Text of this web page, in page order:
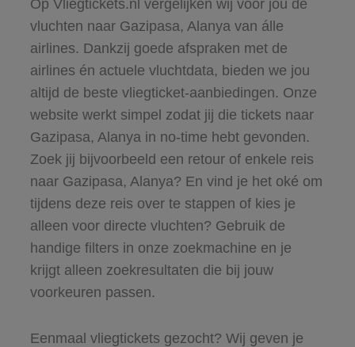
Op Vliegtickets.nl vergelijken wij voor jou de
vluchten naar Gazipasa, Alanya van álle
airlines. Dankzij goede afspraken met de
airlines én actuele vluchtdata, bieden we jou
altijd de beste vliegticket-aanbiedingen. Onze
website werkt simpel zodat jij die tickets naar
Gazipasa, Alanya in no-time hebt gevonden.
Zoek jij bijvoorbeeld een retour of enkele reis
naar Gazipasa, Alanya? En vind je het oké om
tijdens deze reis over te stappen of kies je
alleen voor directe vluchten? Gebruik de
handige filters in onze zoekmachine en je
krijgt alleen zoekresultaten die bij jouw
voorkeuren passen.
Eenmaal vliegtickets gezocht? Wij geven je